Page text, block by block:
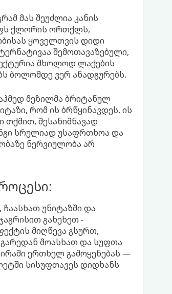
მას შეუძლია კანის
ქლორის ორთქლს,
ყოველთვის დიდი
შემოთავაზებული,
მხოლოდ ლაქების
ბოლომდე ვერ ანადგურებს.
მეზილმა ბრიტანულ
რომ ის ბრწყინავდეს. ის
თქმით, შესანიშნავად
სრულიად უსაფრთხოა და
ნერვიულობა არ
ჩაასხათ უნიტაზში და
გახეხეთ -
მიღწევა გსურთ,
მოასხათ და სუფთა
ერთხელ გამოყენებას —
სისუფთავეს დიდხანს